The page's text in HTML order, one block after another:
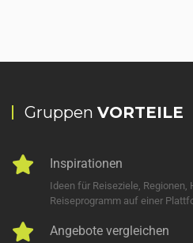
Gruppen VORTEILE
Inspirationen
Ideen für Reiseziele,
Reiseprogramm auf einer
Angebote vergleichen